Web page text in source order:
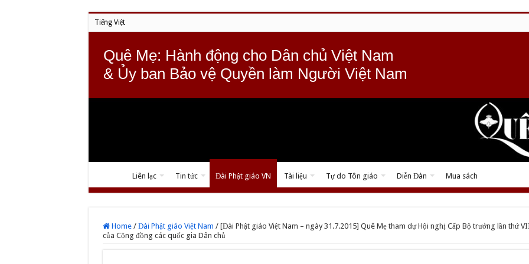
Tiếng Việt
Quê Mẹ: Hành động cho Dân chủ Việt Nam
& Ủy ban Bảo vệ Quyền làm Người Việt Nam
Liên lạc Tin tức Đài Phật giáo VN Tài liệu Tự do Tôn giáo Diễn Đàn Mua sách
Home / Đài Phật giáo Việt Nam / [Đài Phật giáo Việt Nam – ngày 31.7.2015] Quê Mẹ tham dự Hội nghị Cấp Bộ trưởng lần thứ
của Cộng đồng các quốc gia Dân chủ